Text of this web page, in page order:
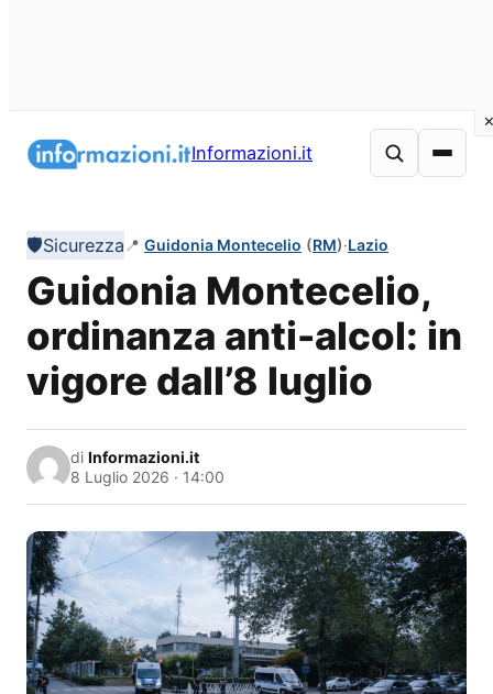
Informazioni.it
🛡️Sicurezza 📍 Guidonia Montecelio (RM)·Lazio
Guidonia Montecelio,
ordinanza anti-alcol: in
vigore dall’8 luglio
di Informazioni.it
8 Luglio 2026 · 14:00